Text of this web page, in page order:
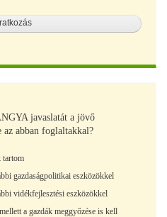
javaslatát a jövő
abban foglaltakkal?
tartom
gazdaságpolitikai eszközökkel
vidékfejlesztési eszközökkel
a gazdák meggyőzése is kell